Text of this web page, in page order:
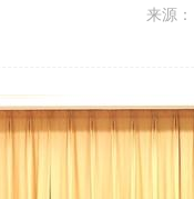
来源：